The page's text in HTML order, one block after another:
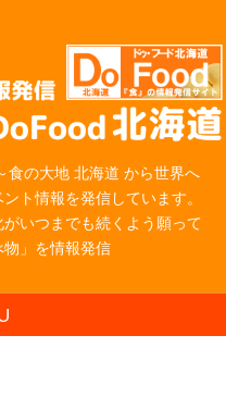
食の大地 北海道 から世界へ
ト情報を発信しています。
いつまでも続くよう願って
」を情報発信